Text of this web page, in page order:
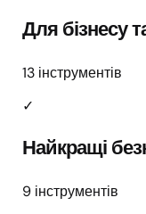
Для бізнесу
13 інструментів
✓
Найкращі
9 інструментів